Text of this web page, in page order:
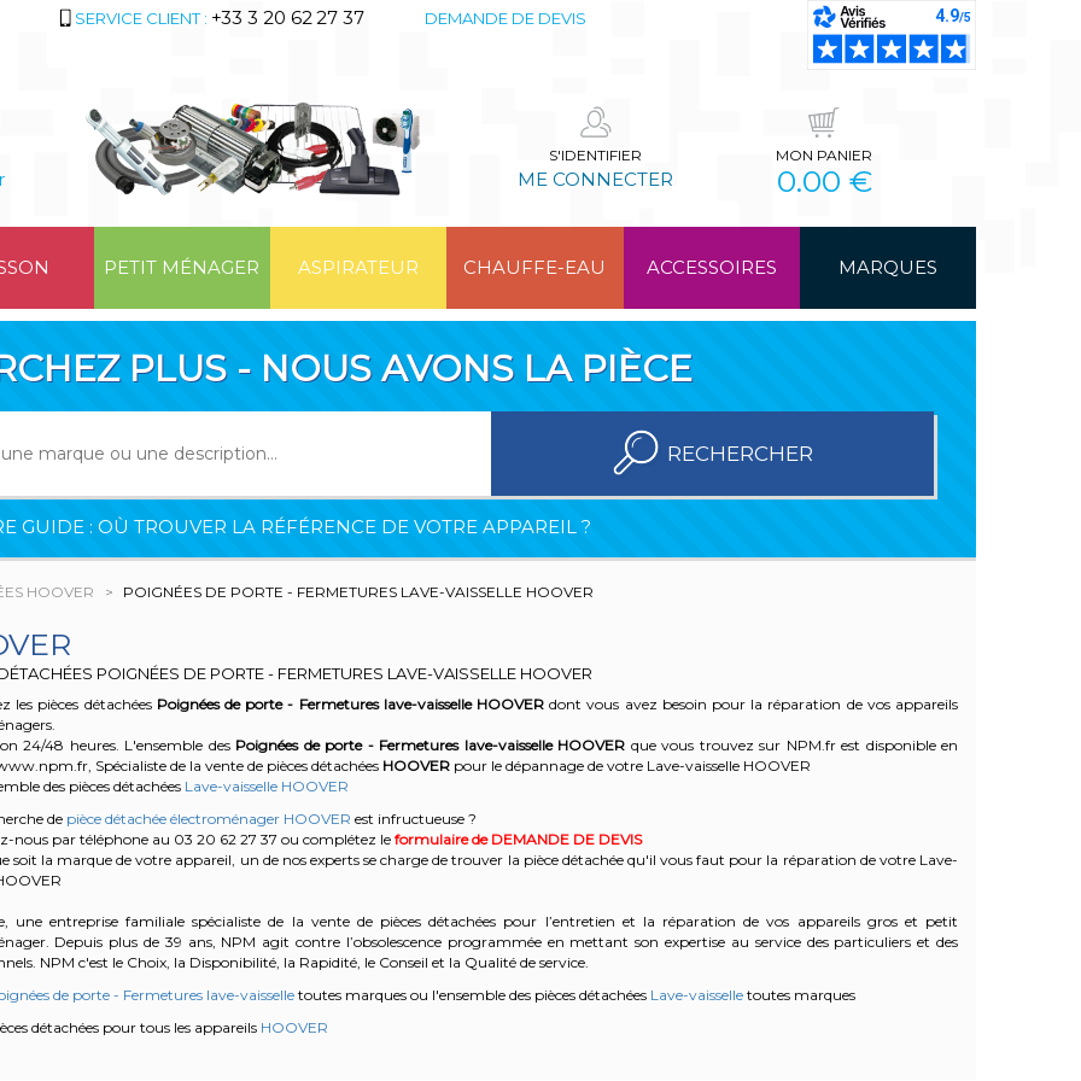
SERVICE CLIENT : +33 3 20 62 27 37 DEMANDE DE DEVIS
S'IDENTIFIER
ME CONNECTER
MON PANIER
0.00 €
PETIT MÉNAGER ASPIRATEUR CHAUFFE-EAU ACCESSOIRES MARQUES
PLUS - NOUS AVONS LA PIÈCE
RECHERCHER
GUIDE : OÙ TROUVER LA RÉFÉRENCE DE VOTRE APPAREIL ?
HOOVER POIGNÉES DE PORTE - FERMETURES LAVE-VAISSELLE HOOVER
POIGNÉES DE PORTE - FERMETURES LAVE-VAISSELLE HOOVER
les pièces détachées Poignées de porte - Fermetures lave-vaisselle HOOVERdont vous avez besoin pour la réparation de vos appareils
24/48 heures. L'ensemble des Poignées de porte - Fermetures lave-vaisselle HOOVER que vous trouvez sur NPM.fr est disponible en
Spécialiste de la vente de pièces détachées HOOVERpour le dépannage de votre Lave-vaisselle HOOVER
des pièces détachées Lave-vaisselle HOOVER
de pièce détachée électroménager HOOVER est infructueuse ?
nous par téléphone au 03 20 62 27 37 ou complétez le formulaire de DEMANDE DE DEVIS
soit la marque de votre appareil, un de nos experts se charge de trouver la pièce détachée qu'il vous faut pour la réparation de votre Lave-
une entreprise familiale spécialiste de la vente de pièces détachées pour l’entretien et la réparation de vos appareils gros et petit
Depuis plus de 39 ans, NPM agit contre l’obsolescence programmée en mettant son expertise au service des particuliers et des
NPM c'est le Choix, la Disponibilité, la Rapidité, le Conseil et la Qualité de service.
de porte - Fermetures lave-vaisselletoutes marques ou l'ensemble des pièces détachées Lave-vaisselletoutes marques
détachées pour tous les appareils HOOVER